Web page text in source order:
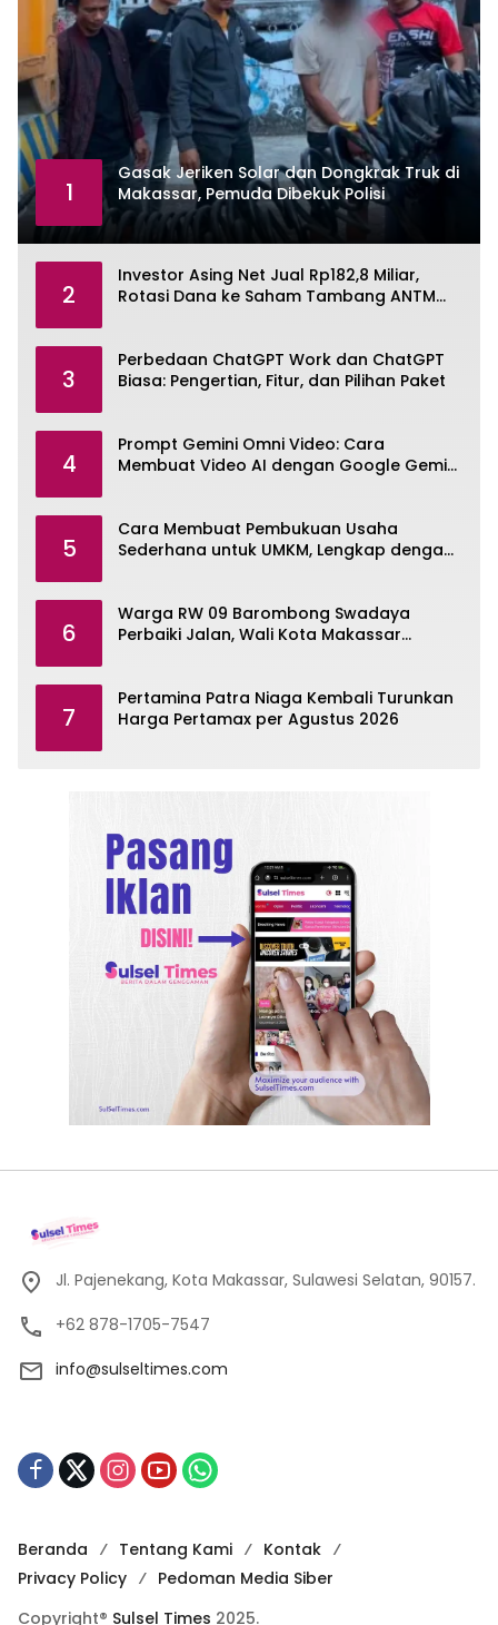
1
Gasak Jeriken Solar dan Dongkrak Truk di
Makassar, Pemuda Dibekuk Polisi
2
Investor Asing Net Jual Rp182,8 Miliar,
Rotasi Dana ke Saham Tambang ANTM
3
Perbedaan ChatGPT Work dan ChatGPT
Biasa: Pengertian, Fitur, dan Pilihan Paket
4
Prompt Gemini Omni Video: Cara
Membuat Video AI dengan Google Gemini
5
Cara Membuat Pembukuan Usaha
Sederhana untuk UMKM, Lengkap dengan
6
Warga RW 09 Barombong Swadaya
Perbaiki Jalan, Wali Kota Makassar
7
Pertamina Patra Niaga Kembali Turunkan
Harga Pertamax per Agustus 2026
Jl. Pajenekang, Kota Makassar, Sulawesi Selatan, 90157.
+62 878-1705-7547
info@sulseltimes.com
Beranda Tentang Kami
Kontak
Privacy Policy
Pedoman Media Siber
Copyright® Sulsel Times 2025.